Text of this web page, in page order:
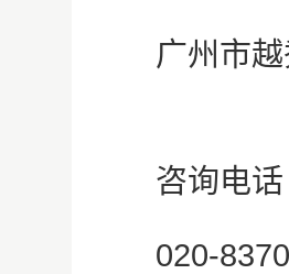
广州市
咨询电
020-